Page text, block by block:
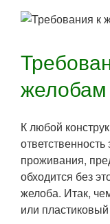
желобам
К любой
проживания,
обходится без
желоба. Итак,
или